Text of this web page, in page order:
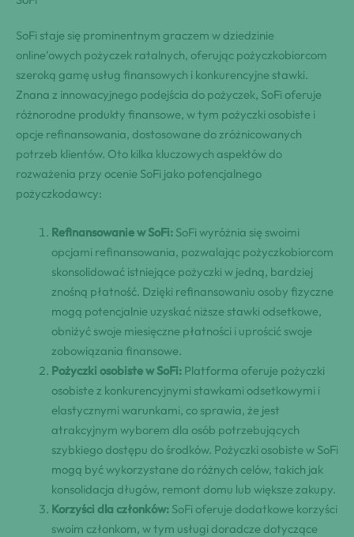
SoFi staje się prominentnym graczem w dziedzinie
online’owych pożyczek ratalnych, oferując pożyczkobiorcom
szeroką gamę usług finansowych i konkurencyjne stawki.
Znana z innowacyjnego podejścia do pożyczek, SoFi oferuje
różnorodne produkty finansowe, w tym pożyczki osobiste i
opcje refinansowania, dostosowane do zróżnicowanych
potrzeb klientów. Oto kilka kluczowych aspektów do
rozważenia przy ocenie SoFi jako potencjalnego
pożyczkodawcy:
Refinansowanie w SoFi: SoFi wyróżnia się swoimi
opcjami refinansowania, pozwalając pożyczkobiorcom
skonsolidować istniejące pożyczki w jedną, bardziej
znośną płatność. Dzięki refinansowaniu osoby fizyczne
mogą potencjalnie uzyskać niższe stawki odsetkowe,
obniżyć swoje miesięczne płatności i uprościć swoje
zobowiązania finansowe.
Pożyczki osobiste w SoFi: Platforma oferuje pożyczki
osobiste z konkurencyjnymi stawkami odsetkowymi i
elastycznymi warunkami, co sprawia, że jest
atrakcyjnym wyborem dla osób potrzebujących
szybkiego dostępu do środków. Pożyczki osobiste w SoFi
mogą być wykorzystane do różnych celów, takich jak
konsolidacja długów, remont domu lub większe zakupy.
Korzyści dla członków: SoFi oferuje dodatkowe korzyści
swoim członkom, w tym usługi doradcze dotyczące